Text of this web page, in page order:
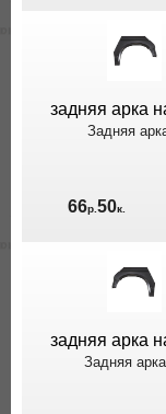
задняя арка
Задняя
66р.50к.
задняя арка
Задняя